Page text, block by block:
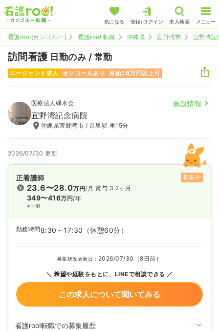
気になる 登録/ログイン 求人検索 メニュー
看護roo![カンゴルー] 看護roo! 転職 沖縄県 宜野湾市 宜野湾記
訪問看護 日勤のみ / 常勤
エージェント求人 オンコールあり 月給28万円以上可
医療法人緑水会 施設情報
宜野湾記念病院
沖縄県宜野湾市 / 首里駅 車15分
2026/07/30 更新
正看護師 募集中
23.6〜28.0万円/月
349〜416万円/年
※一例
賞与 3.2ヶ月
勤務時間 8:30～17:30 （休憩60分）
募集状況更新日： 2026/07/30（8日前）
希望や経験をもとに、LINEで相談できる
この求人について聞いてみる
看護roo!転職での募集履歴